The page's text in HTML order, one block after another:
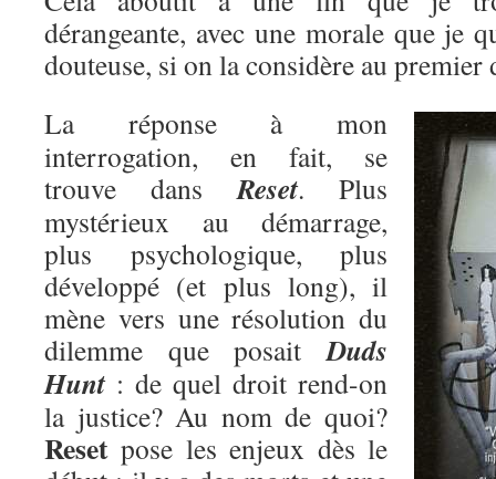
dérangeante, avec une morale que je
douteuse, si on la considère au premier
La réponse à mon
interrogation, en fait, se
trouve dansReset. Plus
mystérieux au démarrage,
plus psychologique, plus
développé (et plus long), il
mène vers une résolution du
dilemme que posaitDuds
Hunt: de quel droit rend-on
la justice? Au nom de quoi?
Reset pose les enjeux dès le